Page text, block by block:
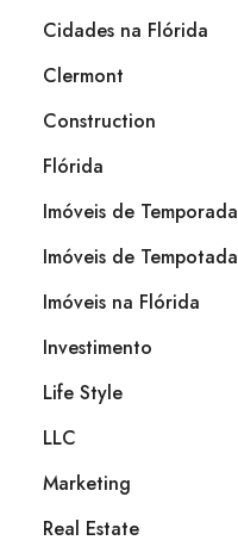
Cidades na Flórida
Clermont
Construction
Flórida
Imóveis de Temporada
Imóveis de Tempotada
Imóveis na Flórida
Investimento
Life Style
LLC
Marketing
Real Estate